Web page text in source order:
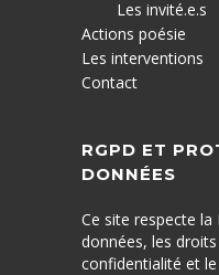
Les invité.e.s
Actions poésie
Les interventions
Contact
RGPD ET
DONNÉES
Ce site respecte
données, les
confidentialité et